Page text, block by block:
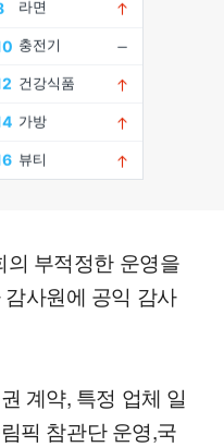
부적정한 운영을
사원에 공익 감사
계약, 특정 업체 일
픽 참관단 운영,국